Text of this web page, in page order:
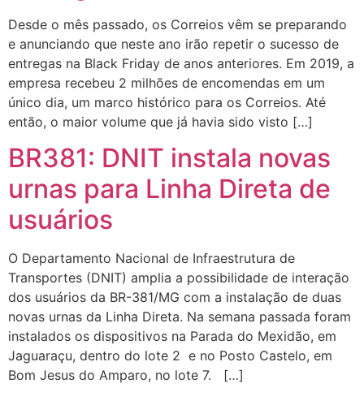
Desde o mês passado, os Correios vêm se preparando
e anunciando que neste ano irão repetir o sucesso de
entregas na Black Friday de anos anteriores. Em 2019, a
empresa recebeu 2 milhões de encomendas em um
único dia, um marco histórico para os Correios. Até
então, o maior volume que já havia sido visto […]
BR381: DNIT instala novas
urnas para Linha Direta de
usuários
O Departamento Nacional de Infraestrutura de
Transportes (DNIT) amplia a possibilidade de interação
dos usuários da BR-381/MG com a instalação de duas
novas urnas da Linha Direta. Na semana passada foram
instalados os dispositivos na Parada do Mexidão, em
Jaguaraçu, dentro do lote 2 e no Posto Castelo, em
Bom Jesus do Amparo, no lote 7. […]